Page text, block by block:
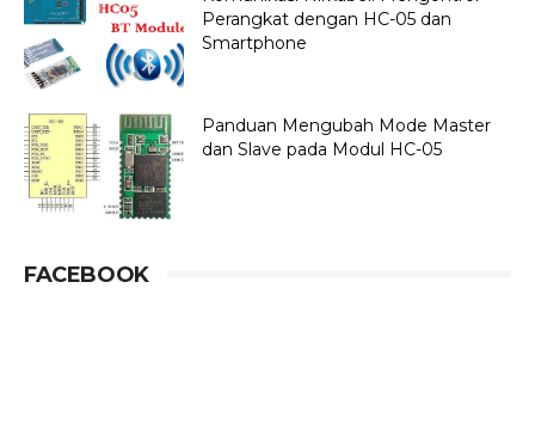
Perangkat dengan HC-05 dan
Smartphone
Panduan Mengubah Mode Master
dan Slave pada Modul HC-05
FACEBOOK